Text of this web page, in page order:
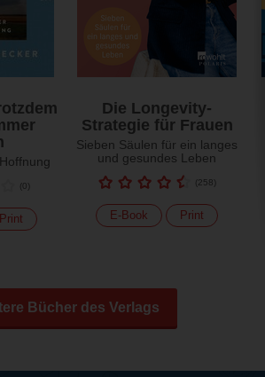
(0)
Print
Die Longevity-
Strategie für Frauen
Sieben Säulen für ein langes
und gesundes Leben
(258)
E-Book Print
Bücher des Verlags